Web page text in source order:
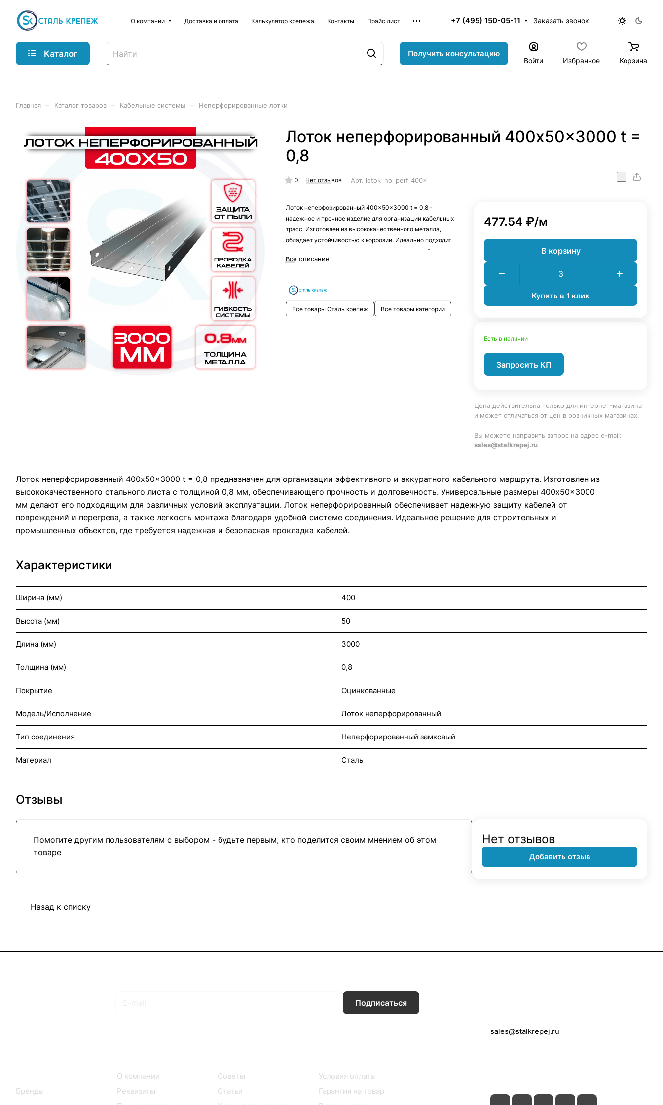
О компании Доставка и оплата Калькулятор крепежа Контакты Прайс лист +7 (495) 150-05-11 Заказать звонок
Каталог Получить консультацию
Войти Избранное Корзина
Главная Каталог товаров Кабельные системы Неперфорированные лотки
Лоток неперфорированный 400x50x3000 t =
0,8
0 Нет отзывов Арт. lotok_no_perf_400x50x3000_t_=_0,8
Лоток неперфорированный 400x50x3000 t = 0,8 -
надежное и прочное изделие для организации кабельных
трасс. Изготовлен из высококачественного металла,
обладает устойчивостью к коррозии. Идеально подходит
для использования внутри и снаружи помещений.
Все описание
Все товары Сталь крепеж Все товары категории
477.54 ₽/м
В корзину
Купить в 1 клик
Есть в наличии
Запросить КП
Цена действительна только для интернет-магазина
и может отличаться от цен в розничных магазинах.
Вы можете направить запрос на адрес e-mail:
sales@stalkrepej.ru
Лоток неперфорированный 400x50x3000 t = 0,8 предназначен для организации эффективного и аккуратного кабельного маршрута. Изготовлен из
высококачественного стального листа с толщиной 0,8 мм, обеспечивающего прочность и долговечность. Универсальные размеры 400x50x3000
мм делают его подходящим для различных условий эксплуатации. Лоток неперфорированный обеспечивает надежную защиту кабелей от
повреждений и перегрева, а также легкость монтажа благодаря удобной системе соединения. Идеальное решение для строительных и
промышленных объектов, где требуется надежная и безопасная прокладка кабелей.
Характеристики
Ширина (мм) 400
Высота (мм) 50
Длина (мм) 3000
Толщина (мм) 0,8
Покрытие Оцинкованные
Модель/Исполнение Лоток неперфорированный
Тип соединения Неперфорированный замковый
Материал Сталь
Отзывы
Помогите другим пользователям с выбором - будьте первым, кто поделится своим мнением об этом
товаре
Нет отзывов
Добавить отзыв
Назад к списку
Подписаться
Бренды
О компании
Реквизиты
Советы
Статьи
Условия оплаты
Гарантия на товар
sales@stalkrepej.ru